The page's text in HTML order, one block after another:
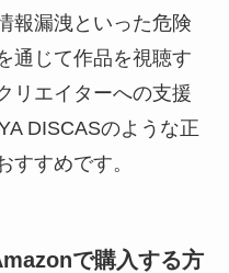
報漏洩といった危険
通じて作品を視聴す
リエイターへの支援
DISCASのような正
すすめです。
で購入する方